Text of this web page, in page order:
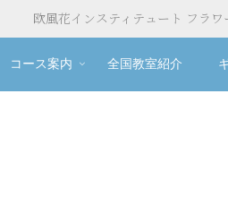
欧風花インスティテュート フラ
コース案内 全国教室紹介